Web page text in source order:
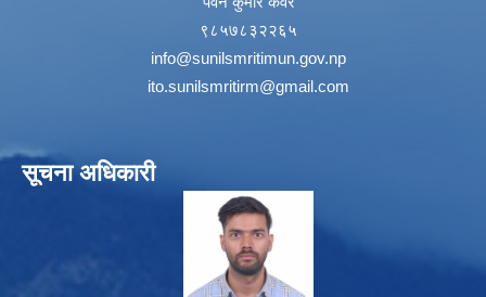
९८५७८३२२६५
info@sunilsmritimun.gov.np
ito.sunilsmritirm@gmail.com
सूचना अधिकारी